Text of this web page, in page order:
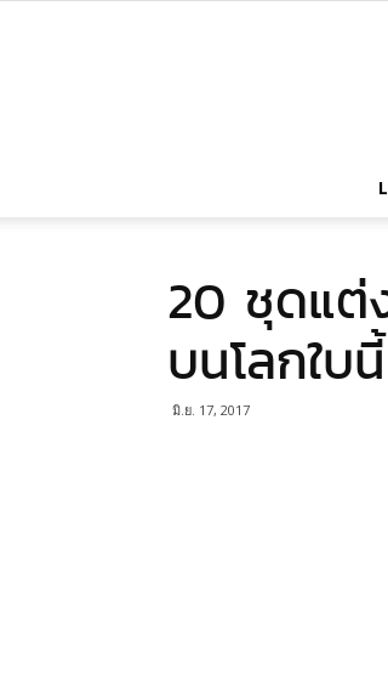
20 ชุดแต่
บนโลกใบนี้
มิ.ย. 17, 2017